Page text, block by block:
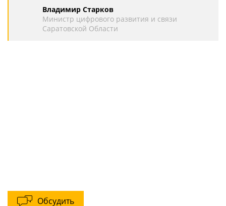
Владимир Старков
Министр цифрового развития и связи
Саратовской Области
Обсудить